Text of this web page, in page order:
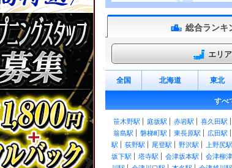
総合ランキ
エリア
全国 北海道 東北
すべ
笹木野駅 庭坂駅 赤岩駅 喜久田駅
翁島駅
磐梯町駅 東長原駅 広田駅
駅
荻野駅 尾登駅 野沢駅 上野尻駅
坂下駅
塔寺駅 会津坂本駅 会津柳